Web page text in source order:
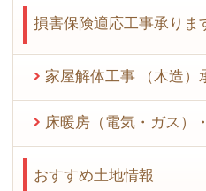
損害保険適応工事承りま
家屋解体工事 （木造）
床暖房（電気・ガス
おすすめ土地情報